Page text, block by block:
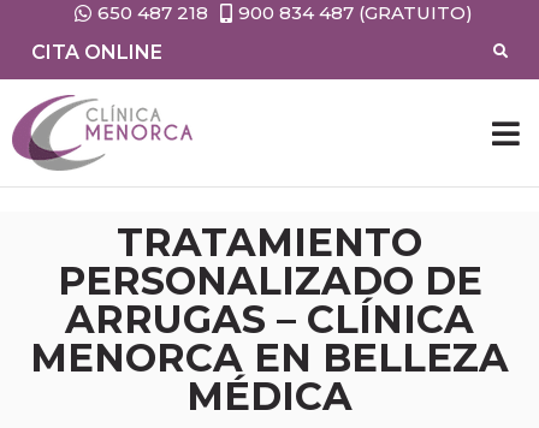
650 487 218
900 834 487 (GRATUITO)
CITA ONLINE
TRATAMIENTO
PERSONALIZADO DE
ARRUGAS – CLÍNICA
MENORCA EN BELLEZA
MÉDICA